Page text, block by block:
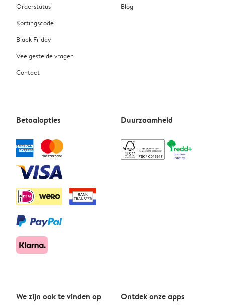
Orderstatus
Kortingscode
Black Friday
Veelgestelde vragen
Contact
Blog
Betaalopties Duurzaamheid
We zijn ook te vinden op Ontdek onze apps